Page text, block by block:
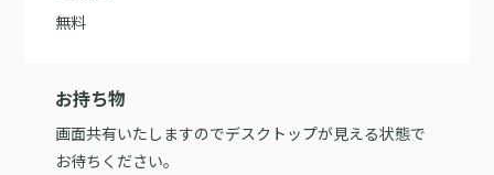
無料
お持ち物
画面共有いたしますのでデスクトップが見える状態で
お待ちください。